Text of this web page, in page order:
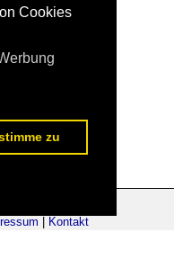
Kontakt
Cookies
zu